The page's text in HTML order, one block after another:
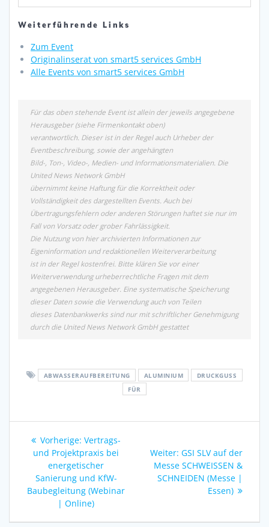
Weiterführende Links
Zum Event
Originalinserat von smart5 services GmbH
Alle Events von smart5 services GmbH
Für das oben stehende Event ist allein der jeweils angegebene
Herausgeber (siehe Firmenkontakt oben)
verantwortlich. Dieser ist in der Regel auch Urheber der
Eventbeschreibung, sowie der angehängten
Bild-, Ton-, Video-, Medien- und Informationsmaterialien. Die
United News Network GmbH
übernimmt keine Haftung für die Korrektheit oder
Vollständigkeit des dargestellten Events. Auch bei
Übertragungsfehlern oder anderen Störungen haftet sie nur im
Fall von Vorsatz oder grober Fahrlässigkeit.
Die Nutzung von hier archivierten Informationen zur
Eigeninformation und redaktionellen Weiterverarbeitung
ist in der Regel kostenfrei. Bitte klären Sie vor einer
Weiterverwendung urheberrechtliche Fragen mit dem
angegebenen Herausgeber. Eine systematische Speicherung
dieser Daten sowie die Verwendung auch von Teilen
dieses Datenbankwerks sind nur mit schriftlicher Genehmigung
durch die United News Network GmbH gestattet
ABWASSERAUFBEREITUNG ALUMINIUM
DRUCKGUSS
FÜR
Beitragsnavigation
Vorherige: Vorheriger
Beitrag:
Vertrags-
und Projektpraxis bei
energetischer
Sanierung und KfW-
Baubegleitung (Webinar
| Online)
Weiter: Nächster
Beitrag:
GSI SLV auf der
Messe SCHWEISSEN &
SCHNEIDEN (Messe |
Essen)